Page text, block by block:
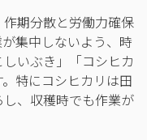
期分散と労働力確保
集中しないよう、時
いぶき」「コシヒカ
特にコシヒカリは田
、収穫時でも作業が